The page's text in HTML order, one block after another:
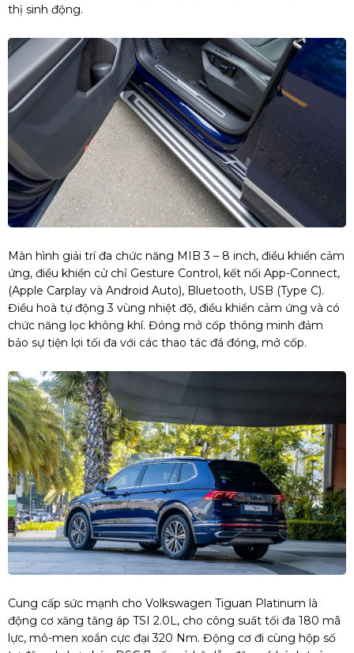
thị sinh động.
Màn hình giải trí đa chức năng MIB 3 – 8 inch, điều khiển cảm
ứng, điều khiển cử chỉ Gesture Control, kết nối App-Connect,
(Apple Carplay và Android Auto), Bluetooth, USB (Type C).
Điều hoà tự động 3 vùng nhiệt độ, điều khiển cảm ứng và có
chức năng lọc không khí. Đóng mở cốp thông minh đảm
bảo sự tiện lợi tối đa với các thao tác đá đóng, mở cốp.
Cung cấp sức mạnh cho Volkswagen Tiguan Platinum là
động cơ xăng tăng áp TSI 2.0L, cho công suất tối đa 180 mã
lực, mô-men xoắn cực đại 320 Nm. Động cơ đi cùng hộp số